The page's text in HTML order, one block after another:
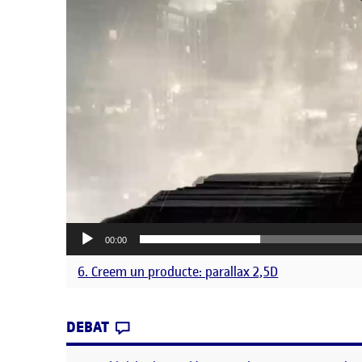
00:00
6. Creem un producte: parallax 2,5D
DEBAT